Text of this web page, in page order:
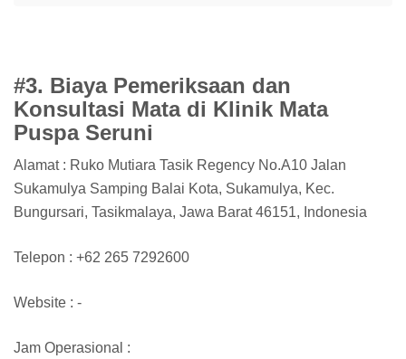
#3. Biaya Pemeriksaan dan
Konsultasi Mata di Klinik Mata
Puspa Seruni
Alamat : Ruko Mutiara Tasik Regency No.A10 Jalan
Sukamulya Samping Balai Kota, Sukamulya, Kec.
Bungursari, Tasikmalaya, Jawa Barat 46151, Indonesia
Telepon : +62 265 7292600
Website : -
Jam Operasional :